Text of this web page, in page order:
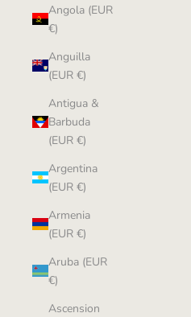
Angola (EUR
€)
Anguilla
(EUR €)
Antigua &
Barbuda
(EUR €)
Argentina
(EUR €)
Armenia
(EUR €)
Aruba (EUR
€)
Ascension